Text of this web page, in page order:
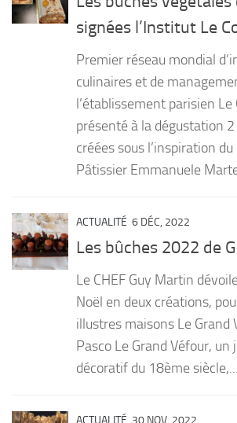
signées l’Institut Le
Premier réseau mondial
culinaires et de
l’établissement parisien Le
présenté à la dégustation
créées sous l’inspiration
Pâtissier Emmanuele
ACTUALITÉ 6 DÉC, 2022
Les bûches 2022 de
Le CHEF Guy Martin
Noël en deux créations,
illustres maisons Le Grand
Pasco Le Grand Véfour, un
décoratif du 18ème siècle,...